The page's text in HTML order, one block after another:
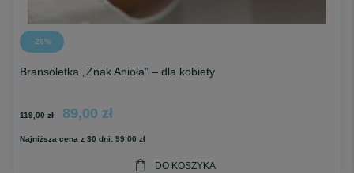
-26%
Bransoletka „Znak Anioła” – dla kobiety
119,00 zł 89,00 zł
Najniższa cena z 30 dni: 99,00 zł
DO KOSZYKA